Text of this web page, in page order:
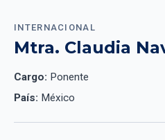
INTERNACIONAL
Mtra. Claudia
Cargo: Ponente
País: México